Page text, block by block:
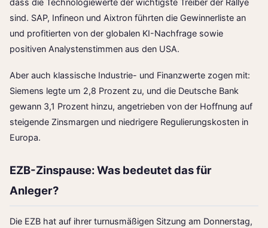
sind. SAP, Infineon und Aixtron führten die Gewinnerliste an
und profitierten von der globalen KI-Nachfrage sowie
positiven Analystenstimmen aus den USA.
Aber auch klassische Industrie- und Finanzwerte zogen mit:
Siemens legte um 2,8 Prozent zu, und die Deutsche Bank
gewann 3,1 Prozent hinzu, angetrieben von der Hoffnung auf
steigende Zinsmargen und niedrigere Regulierungskosten in
Europa.
EZB-Zinspause: Was bedeutet das für
Anleger?
Die EZB hat auf ihrer turnusmäßigen Sitzung am Donnerstag,